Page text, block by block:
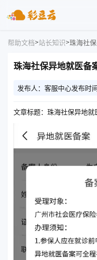
帮助文档>站长知识>珠海社
珠海社保异地就医备
发布人：客服中心发布时
文章标题：珠海社保异地就